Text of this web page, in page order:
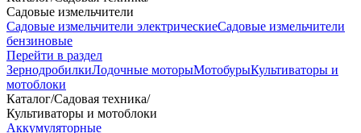
Садовые измельчители
Садовые измельчители электрическиеСадовые измельчители
бензиновые
Перейти в раздел
ЗернодробилкиЛодочные моторыМотобурыКультиваторы и
мотоблоки
Каталог/Садовая техника/
Культиваторы и мотоблоки
Аккумуляторные